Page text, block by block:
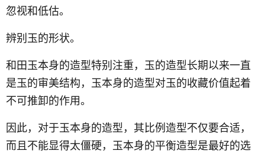
忽视和低估。
辨别玉的形状。
和田玉本身的造型特别注重，玉的造型长期以来一直
是玉的审美结构，玉本身的造型对玉的收藏价值起着
不可推卸的作用。
因此，对于玉本身的造型，其比例造型不仅要合适，
而且不能显得太僵硬，玉本身的平衡造型是最好的选